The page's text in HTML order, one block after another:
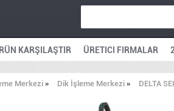
KARŞILAŞTIR ÜRETICI FIRMALAR
Merkezi» Dik İşleme Merkezi» DELTA